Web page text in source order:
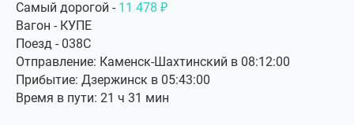
Самый дорогой - 11 478 ₽
Вагон - КУПЕ
Поезд - 038С
Отправление: Каменск-Шахтинский в 08:12:00
Прибытие: Дзержинск в 05:43:00
Время в пути: 21 ч 31 мин